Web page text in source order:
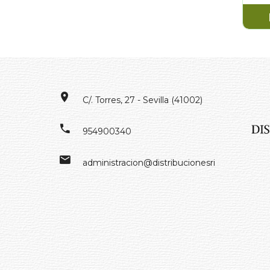
C/. Torres, 27 - Sevilla (41002)
954900340
administracion@distribucionesrivero.es